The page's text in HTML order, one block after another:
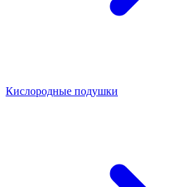
Кислородные подушки